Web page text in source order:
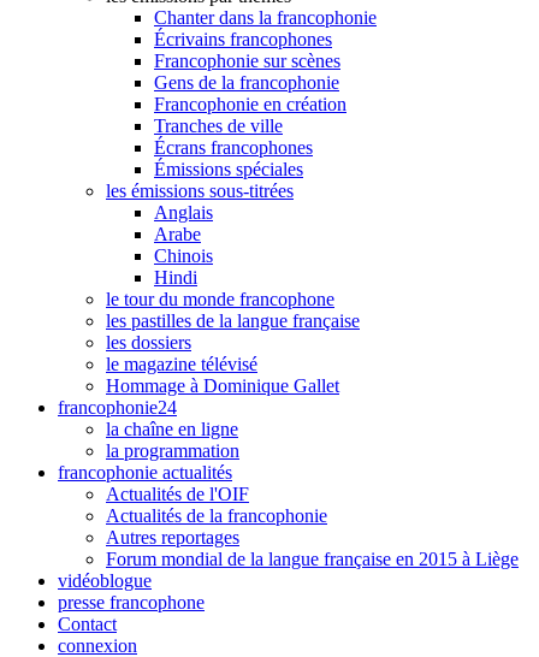
Chanter dans la francophonie
Écrivains francophones
Francophonie sur scènes
Gens de la francophonie
Francophonie en création
Tranches de ville
Écrans francophones
Émissions spéciales
les émissions sous-titrées
Anglais
Arabe
Chinois
Hindi
le tour du monde francophone
les pastilles de la langue française
les dossiers
le magazine télévisé
Hommage à Dominique Gallet
francophonie24
la chaîne en ligne
la programmation
francophonie actualités
Actualités de l'OIF
Actualités de la francophonie
Autres reportages
Forum mondial de la langue française en 2015 à Liège
vidéoblogue
presse francophone
Contact
connexion